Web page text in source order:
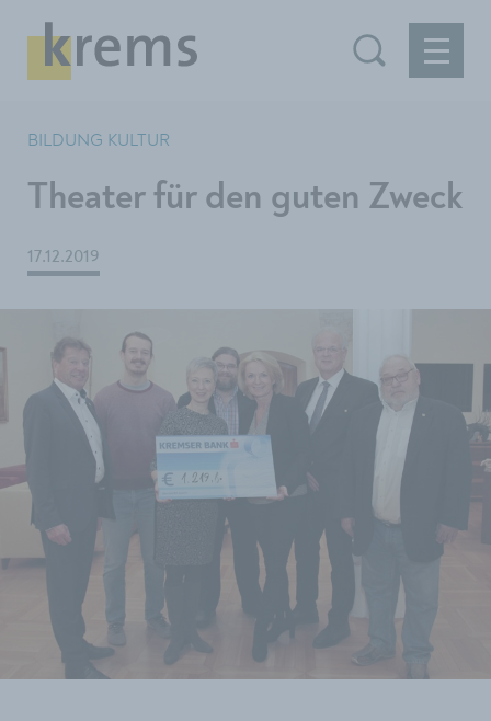
BILDUNG KULTUR
Theater für den guten Zweck
17.12.2019